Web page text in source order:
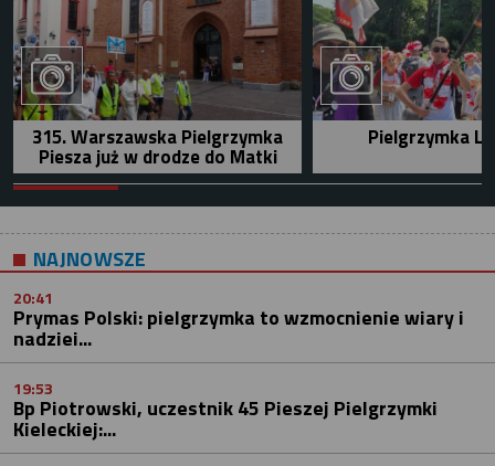
315. Warszawska Pielgrzymka
Piesza już w drodze do Matki
Pielgrzymka
NAJNOWSZE
20:41
Prymas Polski: pielgrzymka to wzmocnienie wiary i
nadziei...
19:53
Bp Piotrowski, uczestnik 45 Pieszej Pielgrzymki
Kieleckiej:...